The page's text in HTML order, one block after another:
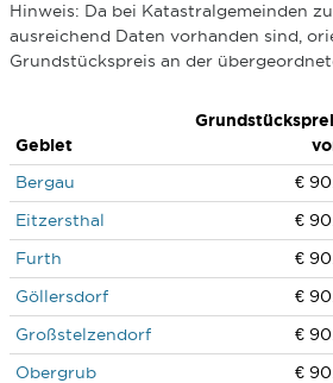
Hinweis: Da bei Katastralgemeinden
ausreichend Daten vorhanden sind,
Grundstückspreis an der
Gebiet
Bergau
€
Eitzersthal
€
Furth
€
Göllersdorf
€
Großstelzendorf
€
Obergrub
€